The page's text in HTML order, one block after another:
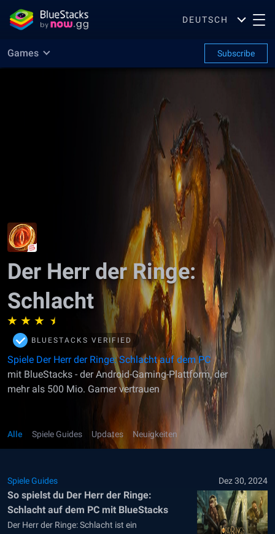
DEUTSCH
Games Subscribe
Der Herr der Ringe:
Schlacht
BLUESTACKS VERIFIED
Spiele Der Herr der Ringe: Schlacht auf dem PC
mit BlueStacks - der Android-Gaming-Plattform, der
mehr als 500 Mio. Gamer vertrauen
Alle Spiele Guides Updates Neuigkeiten
Spiele Guides Dez 30, 2024
So spielst du Der Herr der Ringe:
Schlacht auf dem PC mit BlueStacks
Der Herr der Ringe: Schlacht ist ein